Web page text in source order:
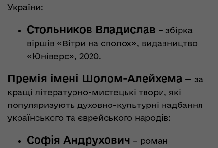
України:
Стольников Владислав – збірка
віршів «Вітри на сполох», видавництво
«Юніверс», 2020.
Премія імені Шолом-Алейхема — за
кращі літературно-мистецькі твори, які
популяризують духовно-культурні надбання
українського та єврейського народів:
Софія Андрухович – роман